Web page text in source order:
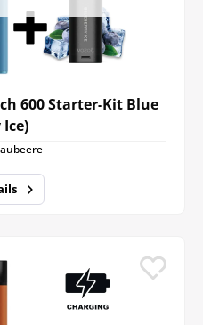
600 Starter-Kit Blue